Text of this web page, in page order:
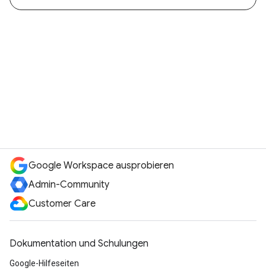
Google Workspace ausprobieren
Admin-Community
Customer Care
Dokumentation und Schulungen
Google-Hilfeseiten